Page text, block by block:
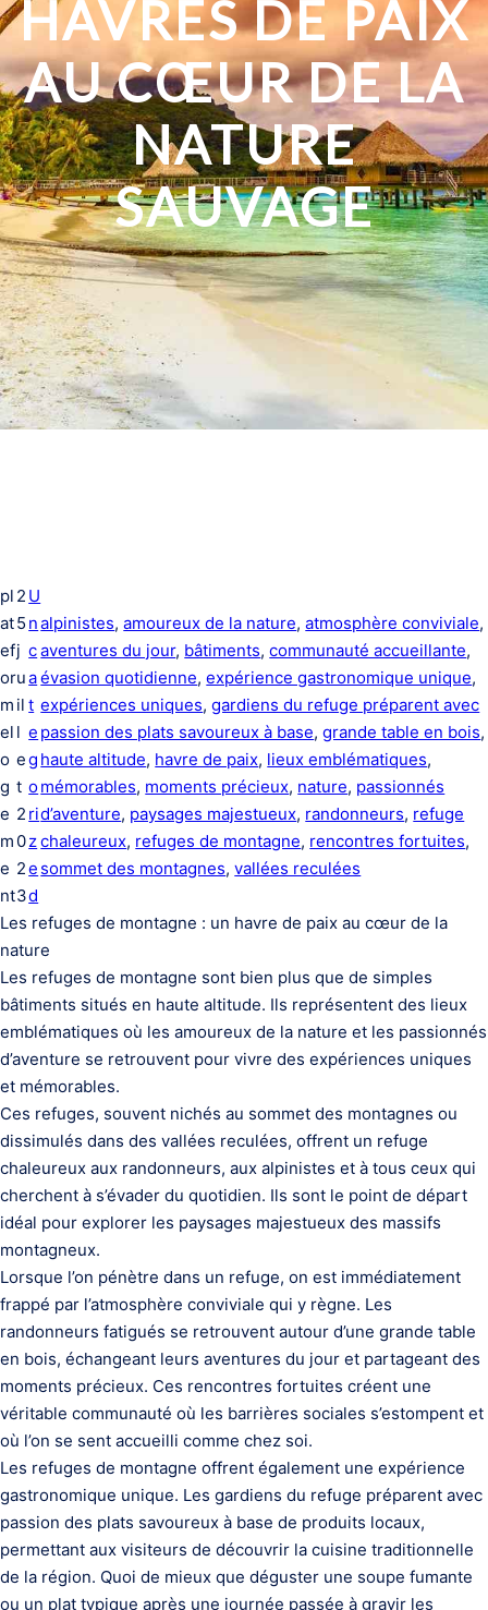
HAVRES DE PAIX
AU CŒUR DE LA
NATURE
SAUVAGE
pl
at
ef
or
m
el
o
g
e
m
e
nt
2
5
j
u
il
l
e
t
2
0
2
3
U
n
c
a
t
e
g
o
ri
z
e
d
alpinistes, amoureux de la nature, atmosphère conviviale
aventures du jour, bâtiments, communauté accueillante
évasion quotidienne, expérience gastronomique unique
expériences uniques, gardiens du refuge préparent avec
passion des plats savoureux à base, grande table en bois
haute altitude, havre de paix, lieux emblématiques
mémorables, moments précieux, nature, passionnés
d’aventure, paysages majestueux, randonneurs, refuge
chaleureux, refuges de montagne, rencontres fortuites
sommet des montagnes, vallées reculées
Les refuges de montagne : un havre de paix au cœur de la
nature
Les refuges de montagne sont bien plus que de simples
bâtiments situés en haute altitude. Ils représentent des lieux
emblématiques où les amoureux de la nature et les passionnés
d’aventure se retrouvent pour vivre des expériences uniques
et mémorables.
Ces refuges, souvent nichés au sommet des montagnes ou
dissimulés dans des vallées reculées, offrent un refuge
chaleureux aux randonneurs, aux alpinistes et à tous ceux qui
cherchent à s’évader du quotidien. Ils sont le point de départ
idéal pour explorer les paysages majestueux des massifs
montagneux.
Lorsque l’on pénètre dans un refuge, on est immédiatement
frappé par l’atmosphère conviviale qui y règne. Les
randonneurs fatigués se retrouvent autour d’une grande table
en bois, échangeant leurs aventures du jour et partageant des
moments précieux. Ces rencontres fortuites créent une
véritable communauté où les barrières sociales s’estompent et
où l’on se sent accueilli comme chez soi.
Les refuges de montagne offrent également une expérience
gastronomique unique. Les gardiens du refuge préparent avec
passion des plats savoureux à base de produits locaux,
permettant aux visiteurs de découvrir la cuisine traditionnelle
de la région. Quoi de mieux que déguster une soupe fumante
ou un plat typique après une journée passée à gravir les